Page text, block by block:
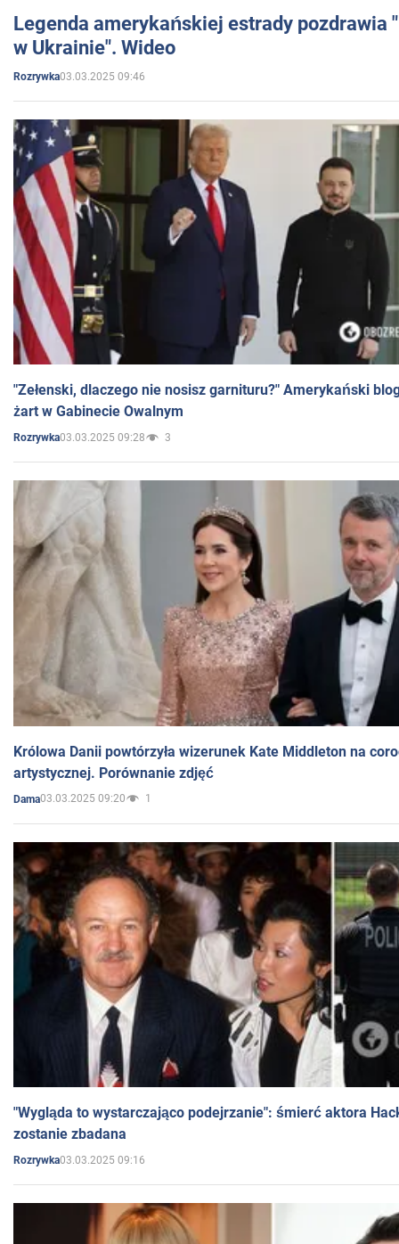
Legenda amerykańskiej estrady pozdrawia
w Ukrainie". Wideo
Rozrywka03.03.2025 09:46
"Zełenski, dlaczego nie nosisz garnituru?" Amerykański
żart w Gabinecie Owalnym
Rozrywka03.03.2025 09:28 3
Królowa Danii powtórzyła wizerunek Kate Middleton na
artystycznej. Porównanie zdjęć
Dama03.03.2025 09:20 1
"Wygląda to wystarczająco podejrzanie": śmierć aktora
zostanie zbadana
Rozrywka03.03.2025 09:16